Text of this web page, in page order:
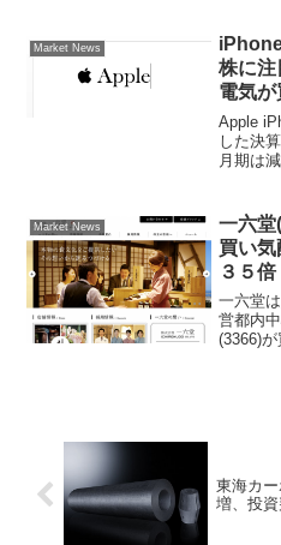
Market News
株に注
電気
Apple
した決
月期は
ンセン
安心感
国市場
Market News
一六堂
買い気
３５倍
一六堂
営都内
(3366)
月期９
算を発
東海カ
増、投